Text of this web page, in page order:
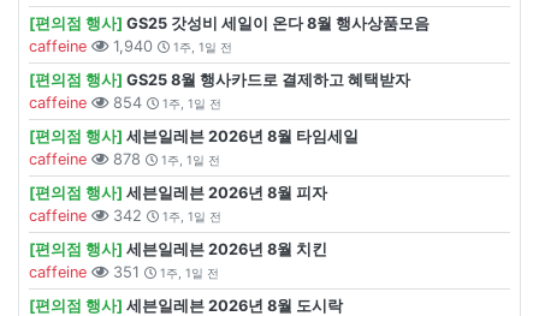
[편의점 행사] GS25 갓성비 세일이 온다 8월 행사상품모음
caffeine
1,940 1주, 1일 전
[편의점 행사] GS25 8월 행사카드로 결제하고 혜택받자
caffeine
854 1주, 1일 전
[편의점 행사] 세븐일레븐 2026년 8월 타임세일
caffeine
878 1주, 1일 전
[편의점 행사] 세븐일레븐 2026년 8월 피자
caffeine
342 1주, 1일 전
[편의점 행사] 세븐일레븐 2026년 8월 치킨
caffeine
351 1주, 1일 전
[편의점 행사] 세븐일레븐 2026년 8월 도시락